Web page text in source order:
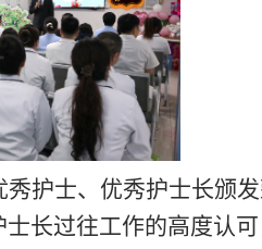
护士、优秀护士长颁发
长过往工作的高度认